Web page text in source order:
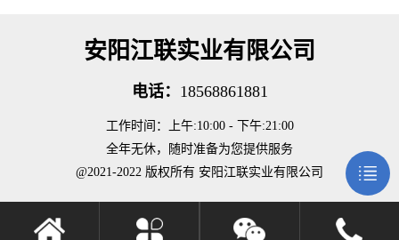
安阳江联实业有限公司
电话： 18568861881
工作时间：上午:10:00 - 下午:21:00
全年无休，随时准备为您提供服务
@2021-2022 版权所有 安阳江联实业有限公司